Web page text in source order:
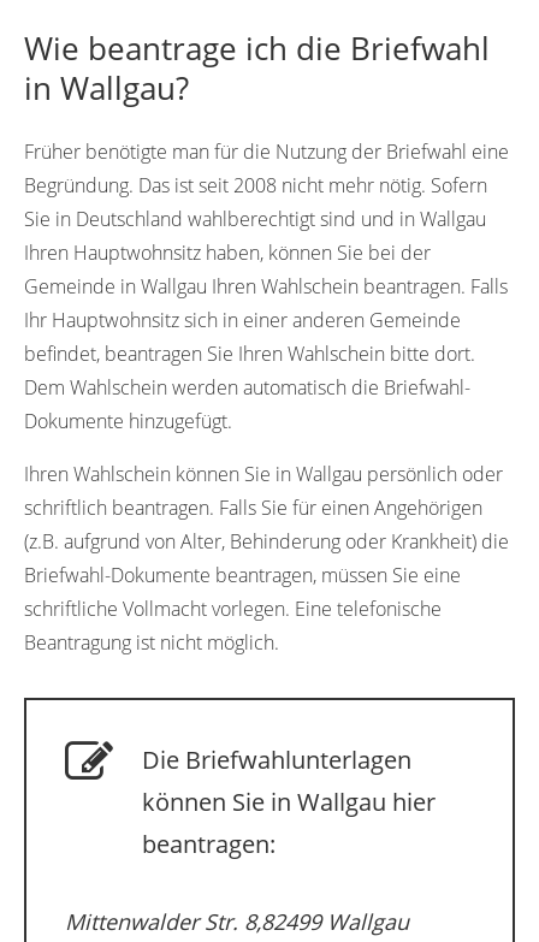
Wie beantrage ich die Briefwahl
in Wallgau?
Früher benötigte man für die Nutzung der Briefwahl eine
Begründung. Das ist seit 2008 nicht mehr nötig. Sofern
Sie in Deutschland wahlberechtigt sind und in Wallgau
Ihren Hauptwohnsitz haben, können Sie bei der
Gemeinde in Wallgau Ihren Wahlschein beantragen. Falls
Ihr Hauptwohnsitz sich in einer anderen Gemeinde
befindet, beantragen Sie Ihren Wahlschein bitte dort.
Dem Wahlschein werden automatisch die Briefwahl-
Dokumente hinzugefügt.
Ihren Wahlschein können Sie in Wallgau persönlich oder
schriftlich beantragen. Falls Sie für einen Angehörigen
(z.B. aufgrund von Alter, Behinderung oder Krankheit) die
Briefwahl-Dokumente beantragen, müssen Sie eine
schriftliche Vollmacht vorlegen. Eine telefonische
Beantragung ist nicht möglich.
Die Briefwahlunterlagen
können Sie in Wallgau hier
beantragen:
Mittenwalder Str. 8,82499 Wallgau